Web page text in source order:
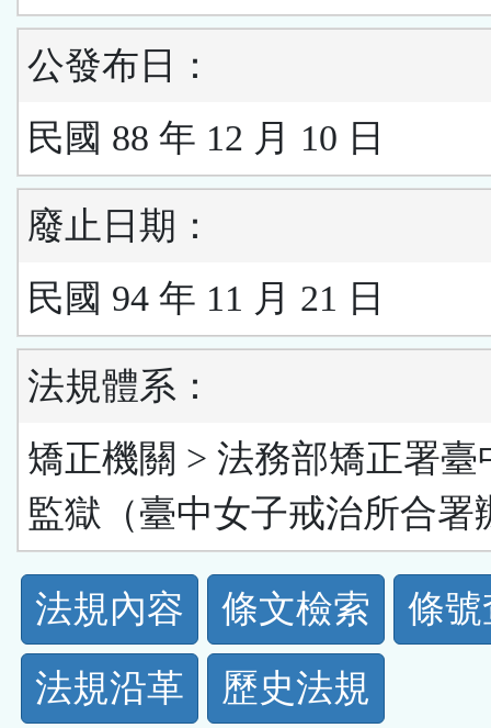
公發布日：
民國 88 年 12 月 10 日
廢止日期：
民國 94 年 11 月 21 日
法規體系：
矯正機關 > 法務部矯正署臺
監獄（臺中女子戒治所合署
法
規
功
法規內容 條文檢索
條
法規沿革
歷史法規